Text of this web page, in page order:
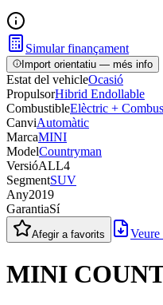
Simular finançament
Import orientatiu — més info
Estat del vehicleOcasió
PropulsorHibrid Endollable
CombustibleElèctric +
CanviAutomàtic
MarcaMINI
ModelCountryman
VersióALL4
SegmentSUV
Any2019
GarantiaSí
Afegir a favorits
MINI